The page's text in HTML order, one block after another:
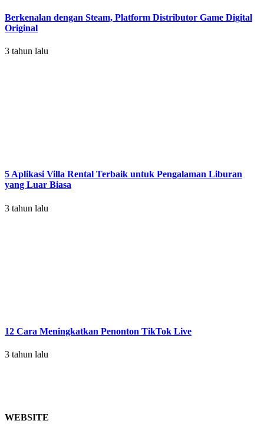
Berkenalan dengan Steam, Platform Distributor Game Digital
Original
3 tahun lalu
5 Aplikasi Villa Rental Terbaik untuk Pengalaman Liburan
yang Luar Biasa
3 tahun lalu
12 Cara Meningkatkan Penonton TikTok Live
3 tahun lalu
WEBSITE